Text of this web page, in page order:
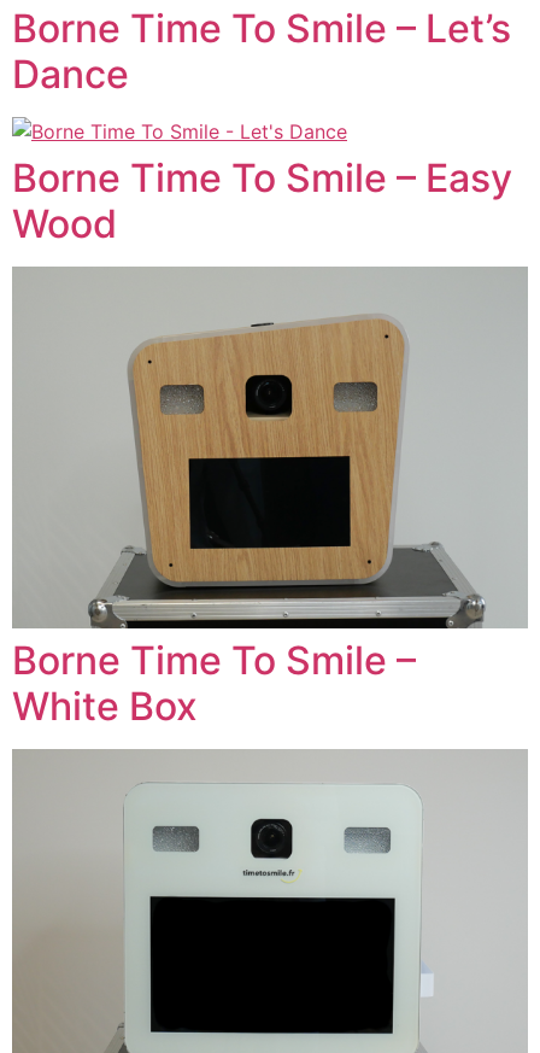
Borne Time To Smile – Let’s
Dance
Borne Time To Smile – Easy
Wood
Borne Time To Smile –
White Box